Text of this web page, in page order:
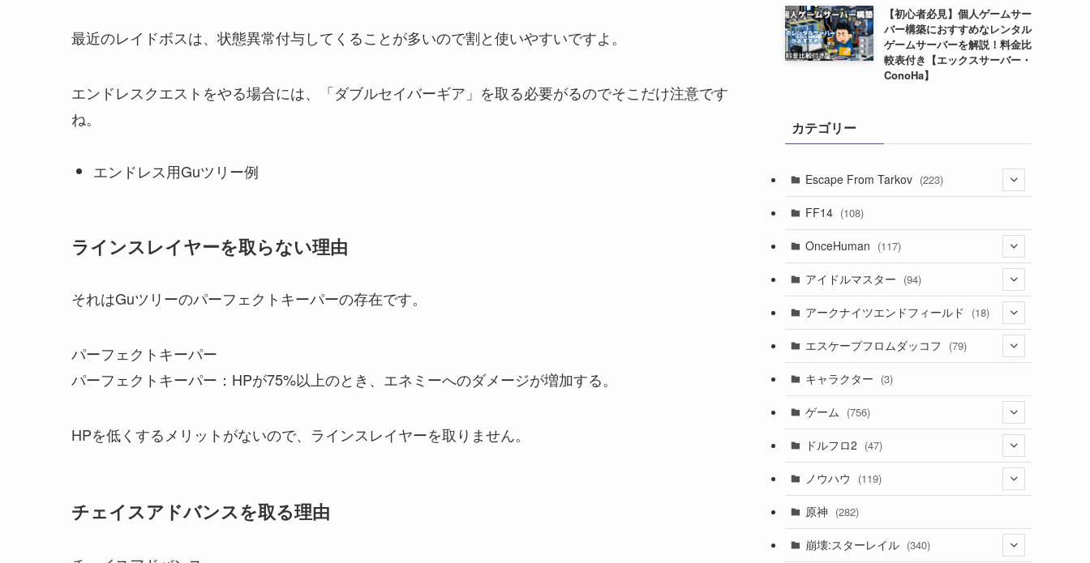
最近のレイドボスは、状態異常付与してくることが多いので割と使いやすいですよ。
エンドレスクエストをやる場合には、「ダブルセイバーギア」を取る必要がるのでそこだけ注意です
ね。
エンドレス用Guツリー例
ラインスレイヤーを取らない理由
それはGuツリーのパーフェクトキーパーの存在です。
パーフェクトキーパー
パーフェクトキーパー：HPが75%以上のとき、エネミーへのダメージが増加する。
HPを低くするメリットがないので、ラインスレイヤーを取りません。
チェイスアドバンスを取る理由
【初心者必見】個人ゲームサー
バー構築におすすめなレンタル
ゲームサーバーを解説！料金比
較表付き【エックスサーバー・
ConoHa】
カテゴリー
Escape From Tarkov (223)
(16)
(11)
(2)
(10)
(13)
(8)
FF14 (108)
OnceHuman (117)
(20)
(1)
(3)
アイドルマスター (94)
(71)
(17)
(4)
アークナイツエンドフィールド (18)
(14)
(1)
エスケープフロムダッコフ (79)
(62)
キャラクター (3)
ゲーム (756)
(4)
(11)
ドルフロ2 (47)
(3)
(1)
(42)
ノウハウ (119)
(14)
(4)
原神 (282)
崩壊:スターレイル (340)